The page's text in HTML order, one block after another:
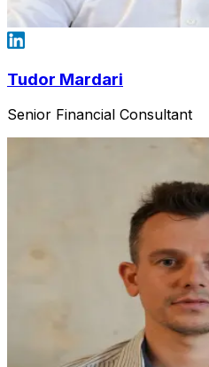
Tudor Mardari
Senior Financial Consultant